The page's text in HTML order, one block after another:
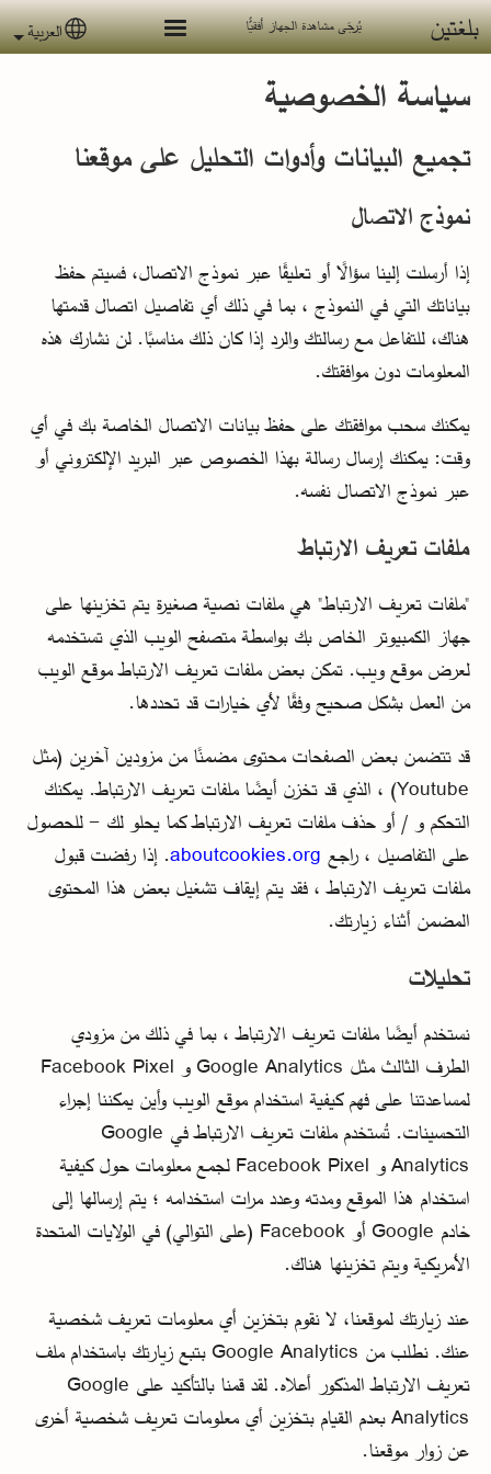
تجاوز إلى المحتوى الرئيسي
بلغتين يُرجَى مشاهدة الجهاز أفقيًّا العربية
سياسة الخصوصية
تجميع البيانات وأدوات التحليل على موقعنا
نموذج الاتصال
إذا أرسلت إلينا سؤالًا أو تعليقًا عبر نموذج الاتصال، فسيتم حفظ
بياناتك التي في النموذج ، بما في ذلك أي تفاصيل اتصال قدمتها
هناك، للتفاعل مع رسالتك والرد إذا كان ذلك مناسبًا. لن نشارك هذه
المعلومات دون موافقتك.
يمكنك سحب موافقتك على حفظ بيانات الاتصال الخاصة بك في أي
وقت: يمكنك إرسال رسالة بهذا الخصوص عبر البريد الإلكتروني أو
عبر نموذج الاتصال نفسه.
ملفات تعريف الارتباط
"ملفات تعريف الارتباط" هي ملفات نصية صغيرة يتم تخزينها على
جهاز الكمبيوتر الخاص بك بواسطة متصفح الويب الذي تستخدمه
لعرض موقع ويب. تمكن بعض ملفات تعريف الارتباط موقع الويب
من العمل بشكل صحيح وفقًا لأي خيارات قد تحددها.
قد تتضمن بعض الصفحات محتوى مضمنًا من مزودين آخرين (مثل
Youtube) ، الذي قد تخزن أيضًا ملفات تعريف الارتباط. يمكنك
التحكم و / أو حذف ملفات تعريف الارتباط كما يحلو لك - للحصول
على التفاصيل ، راجع aboutcookies.org. إذا رفضت قبول
ملفات تعريف الارتباط ، فقد يتم إيقاف تشغيل بعض هذا المحتوى
المضمن أثناء زيارتك.
تحليلات
نستخدم أيضًا ملفات تعريف الارتباط ، بما في ذلك من مزودي
الطرف الثالث مثل Google Analytics و Facebook Pixel
لمساعدتنا على فهم كيفية استخدام موقع الويب وأين يمكننا إجراء
التحسينات. تُستخدم ملفات تعريف الارتباط في Google
Analytics و Facebook Pixel لجمع معلومات حول كيفية
استخدام هذا الموقع ومدته وعدد مرات استخدامه ؛ يتم إرسالها إلى
خادم Google أو Facebook (على التوالي) في الولايات المتحدة
الأمريكية ويتم تخزينها هناك.
عند زيارتك لموقعنا، لا نقوم بتخزين أي معلومات تعريف شخصية
عنك. نطلب من Google Analytics بتبع زيارتك باستخدام ملف
تعريف الارتباط المذكور أعلاه. لقد قمنا بالتأكيد على Google
Analytics بعدم القيام بتخزين أي معلومات تعريف شخصية أخرى
عن زوار موقعنا.